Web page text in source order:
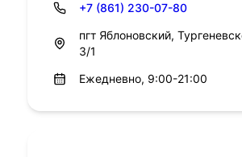
+7 (861) 230-07-80
пгт Яблоновский,
3/1
Ежедневно, 9:00-21:00